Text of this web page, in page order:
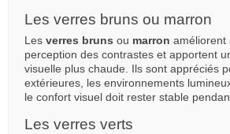
Les verres bruns ou marron
Les verres bruns ou marron améliorent
perception des contrastes et apportent
visuelle plus chaude. Ils sont appréciés
extérieures, les environnements
le confort visuel doit rester stable
Les verres verts